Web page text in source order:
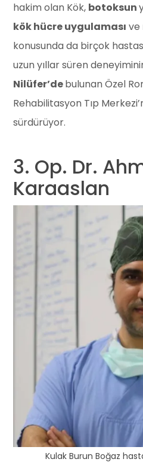
hakim olan Kök, botoksun
kök hücre uygulaması ve
konusunda da birçok
uzun yıllar süren
Nilüfer’debulunan Özel
Rehabilitasyon Tıp
sürdürüyor.
3. Op. Dr.
Karaaslan
Kulak Burun Boğaz